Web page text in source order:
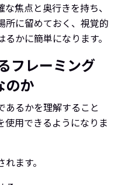
焦点と奥行きを持ち、
所に留めておく、視覚的
かに簡単になります。
フレーミング
のか
あるかを理解すること
使用できるようになりま
ます。